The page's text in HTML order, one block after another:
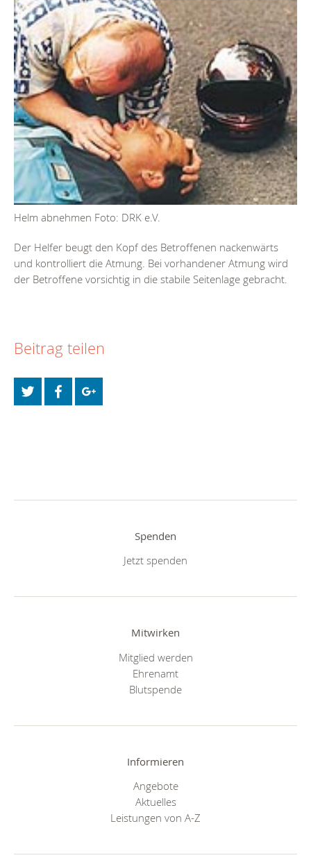
Helm abnehmen Foto: DRK e.V.
Der Helfer beugt den Kopf des Betroffenen nackenwärts
und kontrolliert die Atmung. Bei vorhandener Atmung wird
der Betroffene vorsichtig in die stabile Seitenlage gebracht.
Beitrag teilen
Spenden
Jetzt spenden
Mitwirken
Mitglied werden
Ehrenamt
Blutspende
Informieren
Angebote
Aktuelles
Leistungen von A-Z